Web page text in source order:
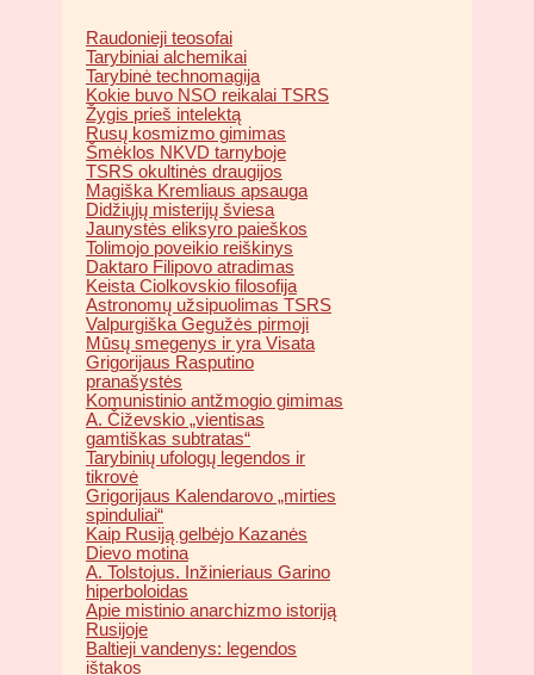
Raudonieji teosofai
Tarybiniai alchemikai
Tarybinė technomagija
Kokie buvo NSO reikalai TSRS
Žygis prieš intelektą
Rusų kosmizmo gimimas
Šmėklos NKVD tarnyboje
TSRS okultinės draugijos
Magiška Kremliaus apsauga
Didžiųjų misterijų šviesa
Jaunystės eliksyro paieškos
Tolimojo poveikio reiškinys
Daktaro Filipovo atradimas
Keista Ciolkovskio filosofija
Astronomų užsipuolimas TSRS
Valpurgiška Gegužės pirmoji
Mūsų smegenys ir yra Visata
Grigorijaus Rasputino
pranašystės
Komunistinio antžmogio gimimas
A. Čiževskio „vientisas
gamtiškas subtratas“
Tarybinių ufologų legendos ir
tikrovė
Grigorijaus Kalendarovo „mirties
spinduliai“
Kaip Rusiją gelbėjo Kazanės
Dievo motina
A. Tolstojus. Inžinieriaus Garino
hiperboloidas
Apie mistinio anarchizmo istoriją
Rusijoje
Baltieji vandenys: legendos
ištakos